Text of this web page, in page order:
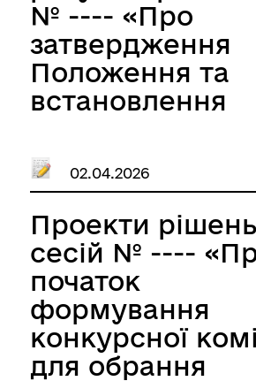
№ ---- «Про
затвердження
Положення та
встановлення
транспортного
податку на
селищної
територіальної
громади на 2027
рік»
02.04.2026
Проекти рішень
сесій № ----
початок
формування
конкурсної
для обрання